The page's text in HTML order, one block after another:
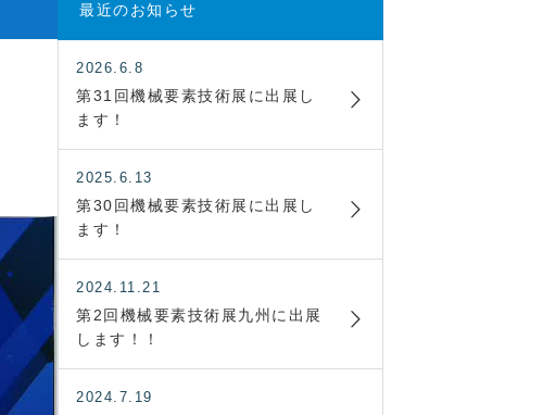
最近のお知らせ
2026.6.8
第31回機械要素技術展に出展し
ます！
2025.6.13
第30回機械要素技術展に出展し
ます！
2024.11.21
第2回機械要素技術展九州に出展
します！！
2024.7.19